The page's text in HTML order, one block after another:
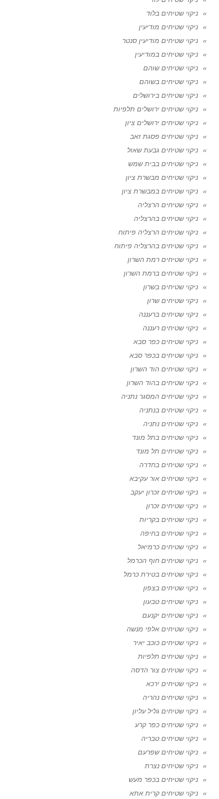
ניקוי שטיחים בלוד
ניקוי שטיחים מודיעין
ניקוי שטיחים מודיעין סנטר
ניקוי שטיחים במודיעין
ניקוי שטיחים שוהם
ניקוי שטיחים בשוהם
ניקוי שטיחים בירושלים
ניקוי שטיחים ירושלים תלפיות
ניקוי שטיחים ירושלים ציון
ניקוי שטיחים פסגת זאב
ניקוי שטיחים גבעת שאול
ניקוי שטיחים בבית שמש
ניקוי שטיחים מבשרת ציון
ניקוי שטיחים במבשרת ציון
ניקוי שטיחים הרצליה
ניקוי שטיחים בהרצליה
ניקוי שטיחים הרצליה פיתוח
ניקוי שטיחים בהרצליה פיתוח
ניקוי שטיחים רמת השרון
ניקוי שטיחים ברמת השרון
ניקוי שטיחים בשרון
ניקוי שטיחים שרון
ניקוי שטיחים ברעננה
ניקוי שטיחים רעננה
ניקוי שטיחים כפר סבא
ניקוי שטיחים בכפר סבא
ניקוי שטיחים הוד השרון
ניקוי שטיחים בהוד השרון
ניקוי שטיחים המסגר נתניה
ניקוי שטיחים בנתניה
ניקוי שטיחים נתניה
ניקוי שטיחים בתל מונד
ניקוי שטיחים תל מונד
ניקוי שטיחים בחדרה
ניקוי שטיחים אור עקיבא
ניקוי שטיחים זכרון יעקב
ניקוי שטיחים זכרון
ניקוי שטיחים בקריות
ניקוי שטיחים בחיפה
ניקוי שטיחים כרמיאל
ניקוי שטיחים חוף הכרמל
ניקוי שטיחים בטירת כרמל
ניקוי שטיחים בצפון
ניקוי שטיחים טבעון
ניקוי שטיחים יקנעם
ניקוי שטיחים אלפי מנשה
ניקוי שטיחים כוכב יאיר
ניקוי שטיחים תלפיות
ניקוי שטיחים צור הדסה
ניקוי שטיחים ירכא
ניקוי שטיחים נהריה
ניקוי שטיחים גליל עליון
ניקוי שטיחים כפר קרע
ניקוי שטיחים טבריה
ניקוי שטיחים שפרעם
ניקוי שטיחים נצרת
ניקוי שטיחים בכפר מעש
ניקוי שטיחים קרית אתא